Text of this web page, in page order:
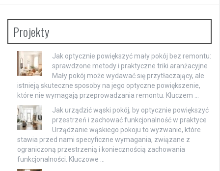
Projekty
Jak optycznie powiększyć mały pokój bez remontu:
sprawdzone metody i praktyczne triki aranżacyjne
Mały pokój może wydawać się przytłaczający, ale
istnieją skuteczne sposoby na jego optyczne powiększenie,
które nie wymagają przeprowadzania remontu. Kluczem …
Jak urządzić wąski pokój, by optycznie powiększyć
przestrzeń i zachować funkcjonalność w praktyce
Urządzanie wąskiego pokoju to wyzwanie, które
stawia przed nami specyficzne wymagania, związane z
ograniczoną przestrzenią i koniecznością zachowania
funkcjonalności. Kluczowe …